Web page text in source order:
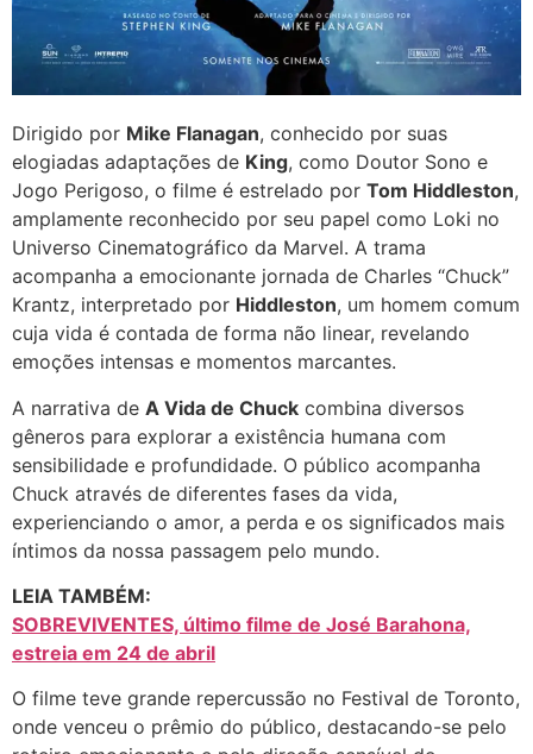
Dirigido por Mike Flanagan, conhecido por suas
elogiadas adaptações de King, como Doutor Sono e
Jogo Perigoso, o filme é estrelado por Tom Hiddleston,
amplamente reconhecido por seu papel como Loki no
Universo Cinematográfico da Marvel. A trama
acompanha a emocionante jornada de Charles “Chuck”
Krantz, interpretado por Hiddleston, um homem comum
cuja vida é contada de forma não linear, revelando
emoções intensas e momentos marcantes.
A narrativa de A Vida de Chuck combina diversos
gêneros para explorar a existência humana com
sensibilidade e profundidade. O público acompanha
Chuck através de diferentes fases da vida,
experienciando o amor, a perda e os significados mais
íntimos da nossa passagem pelo mundo.
LEIA TAMBÉM:
SOBREVIVENTES, último filme de José Barahona,
estreia em 24 de abril
O filme teve grande repercussão no Festival de Toronto,
onde venceu o prêmio do público, destacando-se pelo